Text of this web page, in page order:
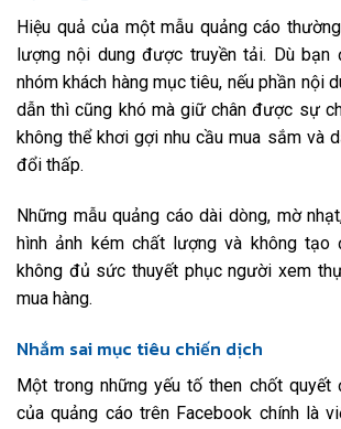
Hiệu quả của một mẫu quảng cáo
lượng nội dung được truyền tải. Dù bạn
nhóm khách hàng mục tiêu, nếu phần nội
dẫn thì cũng khó mà giữ chân được sự
không thể khơi gợi nhu cầu mua sắm và
đổi thấp.
Những mẫu quảng cáo dài dòng, mờ
hình ảnh kém chất lượng và không
không đủ sức thuyết phục người xem
mua hàng.
Nhắm sai mục tiêu chiến dịch
Một trong những yếu tố then chốt quyết
của quảng cáo trên Facebook chính là